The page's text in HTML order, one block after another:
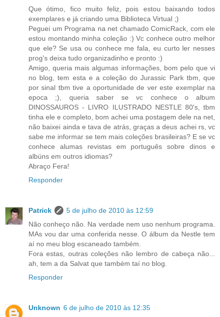
Que ótimo, fico muito feliz, pois estou baixando todos
exemplares e já criando uma Biblioteca Virtual ;)
Peguei um Programa na net chamado ComicRack, com ele
estou montando minha coleção :) Vc conhece outro melhor
que ele? Se usa ou conhece me fala, eu curto ler nesses
prog's deixa tudo organizadinho e pronto :)
Amigo, queria mais algumas informações, bom pelo que vi
no blog, tem esta e a coleção do Jurassic Park tbm, que
por sinal tbm tive a oportunidade de ver este exemplar na
epoca ;), queria saber se vc conhece o album
DINOSSAUROS - LIVRO ILUSTRADO NESTLE 80's, tbm
tinha ele e completo, bom achei uma postagem dele na net,
não baixei ainda e tava de atrás, graças a deus achei rs, vc
sabe me informar se tem mais coleções brasileiras? E se vc
conhece alumas revistas em português sobre dinos e
albúns em outros idiomas?
Abraço Fera!
Responder
Patrick
5 de julho de 2010 às 12:59
Não conheço não. Na verdade nem uso nenhum programa.
MAs vou dar uma conferida nesse. O álbum da Nestle tem
aí no meu blog escaneado também.
Fora estas, outras coleções não lembro de cabeça não...
ah, tem a da Salvat que também taí no blog.
Responder
Unknown 6 de julho de 2010 às 12:35